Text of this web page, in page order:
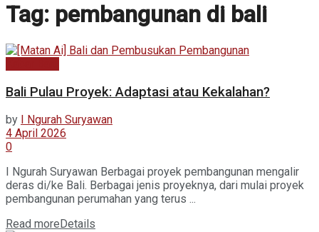
Tag: pembangunan di bali
Bali Pulau Proyek: Adaptasi atau Kekalahan?
by
I Ngurah Suryawan
4 April 2026
0
I Ngurah Suryawan Berbagai proyek pembangunan mengalir
deras di/ke Bali. Berbagai jenis proyeknya, dari mulai proyek
pembangunan perumahan yang terus ...
Read more Details